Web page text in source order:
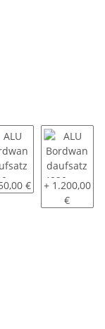
4020 - ca. 30
Bordwandaufsatz
€ ALU
+ 1.200,00
€